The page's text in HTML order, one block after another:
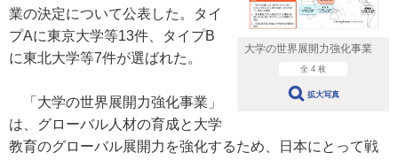
大学の世界展開力強化事業
全 4 枚
拡大写真
業の決定について公表した。タイ
プAに東京大学等13件、タイプB
に東北大学等7件が選ばれた。
「大学の世界展開力強化事業」
は、グローバル人材の育成と大学
教育のグローバル展開力を強化するため、日本にとって戦